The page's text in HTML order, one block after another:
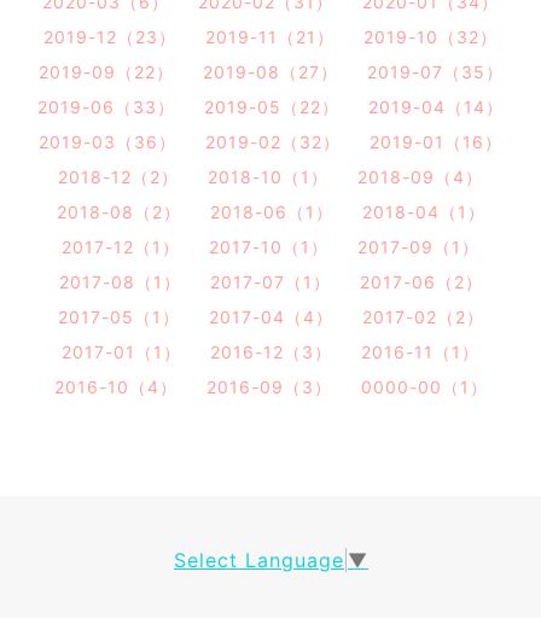
2019-12（23）
2019-11（21）
2019-10（32）
2019-09（22）
2019-08（27）
2019-07（35）
2019-06（33）
2019-05（22）
2019-04（14）
2019-03（36）
2019-02（32）
2019-01（16）
2018-12（2）
2018-10（1）
2018-09（4）
2018-08（2）
2018-06（1）
2018-04（1）
2017-12（1）
2017-10（1）
2017-09（1）
2017-08（1）
2017-07（1）
2017-06（2）
2017-05（1）
2017-04（4）
2017-02（2）
2017-01（1）
2016-12（3）
2016-11（1）
2016-10（4）
2016-09（3） 0000-00（1）
Select Language ▼